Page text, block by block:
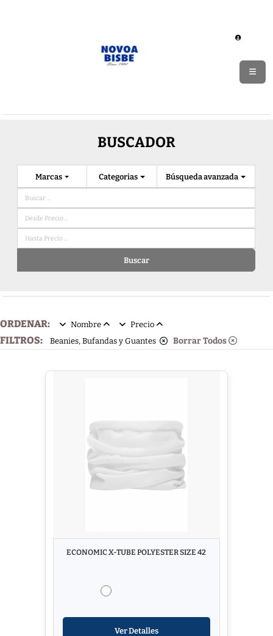
BUSCADOR
Categorias
Marcas Búsqueda avanzada
Buscar
ORDENAR: Nombre Precio
FILTROS: Beanies, Bufandas y Guantes Borrar Todos
ECONOMIC X-TUBE POLYESTER SIZE 42
Ver Detalles